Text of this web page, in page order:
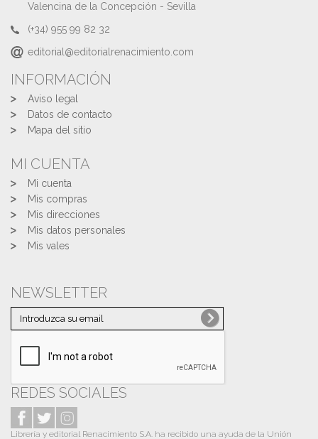
Valencina de la Concepción - Sevilla
(+34) 955 99 82 32
editorial@editorialrenacimiento.com
INFORMACIÓN
Aviso legal
Datos de contacto
Mapa del sitio
MI CUENTA
Mi cuenta
Mis compras
Mis direcciones
Mis datos personales
Mis vales
NEWSLETTER
REDES SOCIALES
Librería y editorial Renacimiento S.A. ha recibido una ayuda de la Unión